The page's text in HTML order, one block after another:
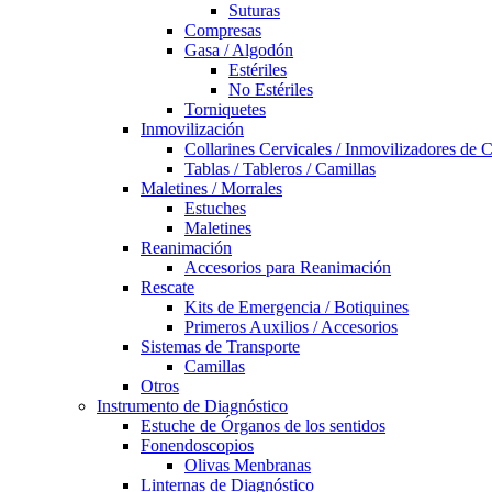
Suturas
Compresas
Gasa / Algodón
Estériles
No Estériles
Torniquetes
Inmovilización
Collarines Cervicales / Inmovilizadores de
Tablas / Tableros / Camillas
Maletines / Morrales
Estuches
Maletines
Reanimación
Accesorios para Reanimación
Rescate
Kits de Emergencia / Botiquines
Primeros Auxilios / Accesorios
Sistemas de Transporte
Camillas
Otros
Instrumento de Diagnóstico
Estuche de Órganos de los sentidos
Fonendoscopios
Olivas Menbranas
Linternas de Diagnóstico